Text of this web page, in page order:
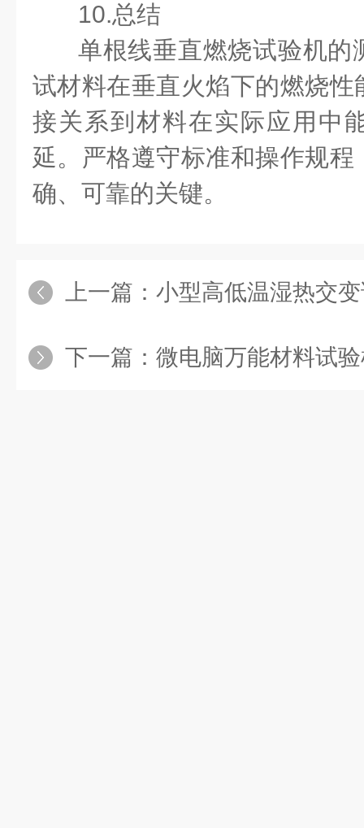
10.总结
单根线垂直燃烧试验机的
试材料在垂直火焰下的燃烧
接关系到材料在实际应用中
延。严格遵守标准和操作规
确、可靠的关键。
上一篇： 小型高低温湿热交变试验
下一篇： 微电脑万能材料试验机采用高